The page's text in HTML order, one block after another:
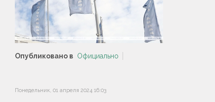
Опубликовано в Официально
Понедельник, 01 апреля 2024 16:03